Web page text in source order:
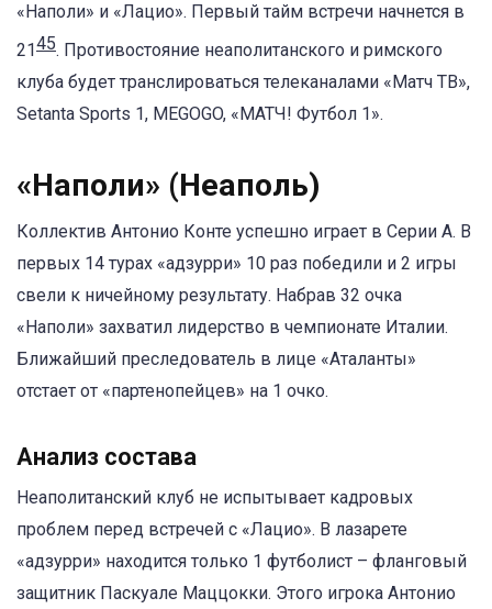
«Наполи» и «Лацио». Первый тайм встречи начнется в
2145. Противостояние неаполитанского и римского
клуба будет транслироваться телеканалами «Матч ТВ»,
Setanta Sports 1, MEGOGO, «МАТЧ! Футбол 1».
«Наполи» (Неаполь)
Коллектив Антонио Конте успешно играет в Серии A. В
первых 14 турах «адзурри» 10 раз победили и 2 игры
свели к ничейному результату. Набрав 32 очка
«Наполи» захватил лидерство в чемпионате Италии.
Ближайший преследователь в лице «Аталанты»
отстает от «партенопейцев» на 1 очко.
Анализ состава
Неаполитанский клуб не испытывает кадровых
проблем перед встречей с «Лацио». В лазарете
«адзурри» находится только 1 футболист – фланговый
защитник Паскуале Маццокки. Этого игрока Антонио